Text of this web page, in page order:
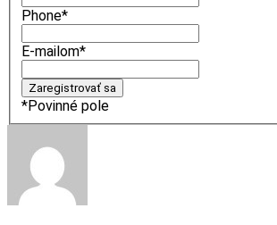
Phone*
E-mailom*
*Povinné pole